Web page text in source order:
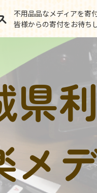
不用品品なメディアを寄
皆様からの寄付をお待ち
県
メ